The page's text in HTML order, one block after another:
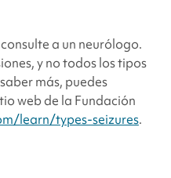
a un neurólogo.
y no todos los tipos
más, puedes
web de la Fundación
learn/types-seizures.